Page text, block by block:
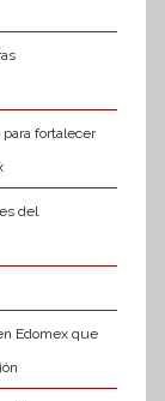
fortalecer
del
Edomex que